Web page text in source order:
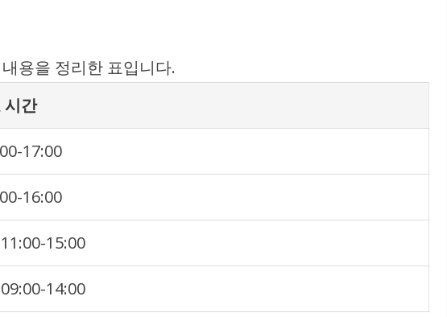
용을 정리한 표입니다.
시간
17:00
16:00
15:00
14:00